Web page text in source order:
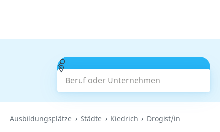
Beruf oder Unternehmen
Suchen
Ausbildungsplätze Städte Kiedrich Drogist/in